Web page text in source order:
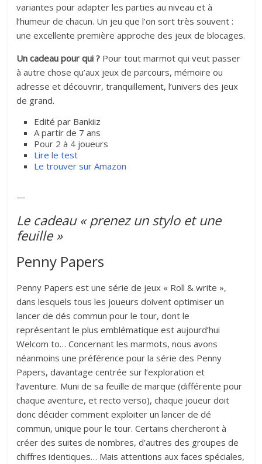
variantes pour adapter les parties au niveau et à
l’humeur de chacun. Un jeu que l’on sort très souvent :
une excellente première approche des jeux de blocages.
Un cadeau pour qui ? Pour tout marmot qui veut passer
à autre chose qu’aux jeux de parcours, mémoire ou
adresse et découvrir, tranquillement, l’univers des jeux
de grand.
Edité par Bankiiz
A partir de 7 ans
Pour 2 à 4 joueurs
Lire le test
Le trouver sur Amazon
—
Le cadeau « prenez un stylo et une
feuille »
Penny Papers
Penny Papers est une série de jeux « Roll & write »,
dans lesquels tous les joueurs doivent optimiser un
lancer de dés commun pour le tour, dont le
représentant le plus emblématique est aujourd’hui
Welcom to… Concernant les marmots, nous avons
néanmoins une préférence pour la série des Penny
Papers, davantage centrée sur l’exploration et
l’aventure. Muni de sa feuille de marque (différente pour
chaque aventure, et recto verso), chaque joueur doit
donc décider comment exploiter un lancer de dé
commun, unique pour le tour. Certains chercheront à
créer des suites de nombres, d’autres des groupes de
chiffres identiques… Mais attentions aux faces spéciales,